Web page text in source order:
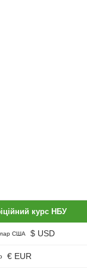
курс НБУ
США $ USD
€ EUR